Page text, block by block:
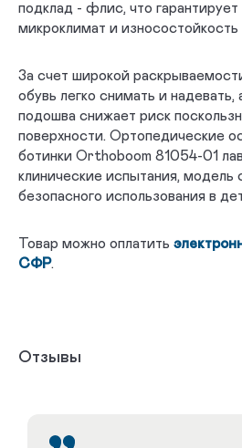
подклад - флис, что
микроклимат и износостойкость
За счет широкой
обувь легко снимать и надевать,
подошва снижает риск
поверхности. Ортопедические
ботинки Orthoboom 81054-01
клинические испытания,
безопасного использования в
Товар можно оплатить
СФР.
Отзывы